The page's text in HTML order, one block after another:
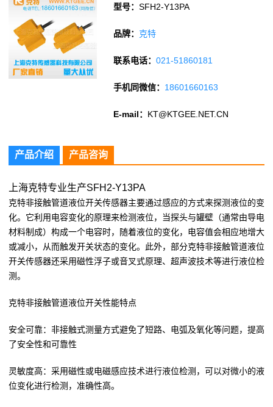
型号：SFH2-Y13PA
品牌： 克特
联系电话：021-51860181
手机同微信： 18601660163
E-mail： KT@KTGEE.NET.CN
产品介绍 产品咨询
上海克特专业生产SFH2-Y13PA
克特非接触管道液位开关传感器主要通过感应的方式来探测液位的变
化。它利用电容变化的原理来检测液位，当探头与罐壁（通常由导电
材料制成）构成一个电容时，随着液位的变化，电容值会相应地增大
或减小，从而触发开关状态的变化。此外，部分克特非接触管道液位
开关传感器还采用磁性浮子或音叉式原理、超声波技术等进行液位检
测。
克特非接触管道液位开关性能特点
安全可靠：非接触式测量方式避免了短路、电弧及氧化等问题，提高
了安全性和可靠性
灵敏度高：采用磁性或电磁感应技术进行液位检测，可以对微小的液
位变化进行检测，准确性高。